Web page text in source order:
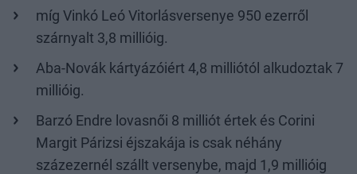
míg Vinkó Leó Vitorlásversenye 950 ezerről
szárnyalt 3,8 millióig.
Aba-Novák kártyázóiért 4,8 milliótól alkudoztak 7
millióig.
Barzó Endre lovasnői 8 milliót értek és Corini
Margit Párizsi éjszakája is csak néhány
százezernél szállt versenybe, majd 1,9 millióig